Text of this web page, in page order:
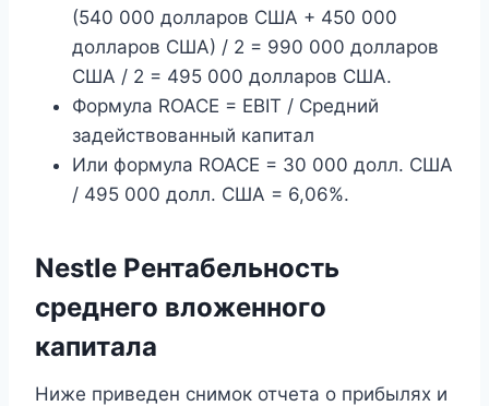
(540 000 долларов США + 450 000
долларов США) / 2 = 990 000 долларов
США / 2 = 495 000 долларов США.
Формула ROACE = EBIT / Средний
задействованный капитал
Или формула ROACE = 30 000 долл. США
/ 495 000 долл. США = 6,06%.
Nestle Рентабельность
среднего вложенного
капитала
Ниже приведен снимок отчета о прибылях и